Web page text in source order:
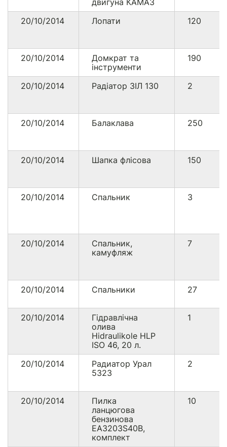
двигуна КАМАЗ
20/10/2014
Лопати 120
20/10/2014
Домкрат та
інструменти
190
20/10/2014 Радіатор ЗІЛ 130 2
20/10/2014 Балаклава 250
20/10/2014 Шапка флісова 150
20/10/2014 Спальник 3
20/10/2014
Спальник,
камуфляж
7
20/10/2014 Спальники 27
20/10/2014
Гідравлічна
олива
Hidraulikole HLP
ISO 46, 20 л.
1
20/10/2014
Радиатор Урал
5323
2
20/10/2014
Пилка
ланцюгова
бензинова
ЕА3203S40B,
комплект
10